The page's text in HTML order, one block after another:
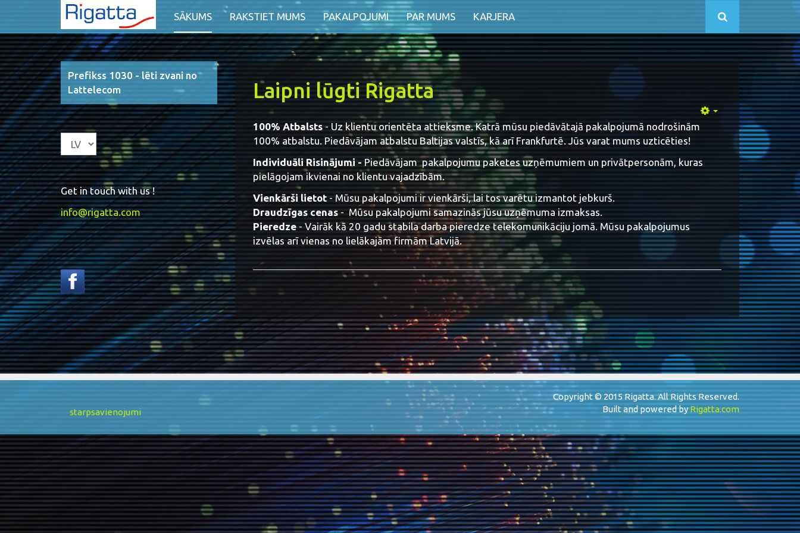
SĀKUMS RAKSTIET MUMS PAKALPOJUMI PAR MUMS KARJERA
Laipni lūgti Rigatta
100% Atbalsts- Uz klientu orientēta attieksme. Katrā mūsu piedāvātajā pakalpojumā nodrošinām
100% atbalstu. Piedāvājam atbalstu Baltijas valstīs, kā arī Frankfurtē. Jūs varat mums uzticēties!
Individuāli Risinājumi - Piedāvājam pakalpojumu paketes uzņēmumiem un privātpersonām, kuras
pielāgojam ikvienai no klientu vajadzībām.
Vienkārši lietot- Mūsu pakalpojumi ir vienkārši, lai tos varētu izmantot jebkurš.
Draudzīgas cenas- Mūsu pakalpojumi samazinās jūsu uzņēmuma izmaksas.
Pieredze- Vairāk kā 20 gadu stabila darba pieredze telekomunikāciju jomā. Mūsu pakalpojumus
izvēlas arī vienas no lielākajām firmām Latvijā.
Prefikss 1030 - lēti zvani no
Lattelecom
Get in touch with us !
info@rigatta.com
starpsavienojumi
Copyright © 2015 Rigatta. All Rights Reserved.
Built and powered byRigatta.com